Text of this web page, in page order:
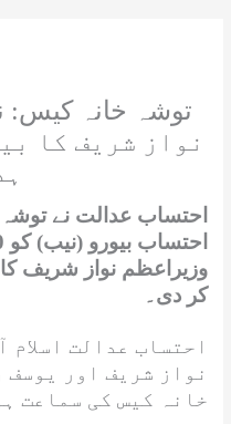
نواز شریف کا
احتساب عدالت نے
وزیراعظم نواز شریف
کر دی۔
احتساب عدالت
نواز شریف اور یوسف
خانہ کیس کی سماعت